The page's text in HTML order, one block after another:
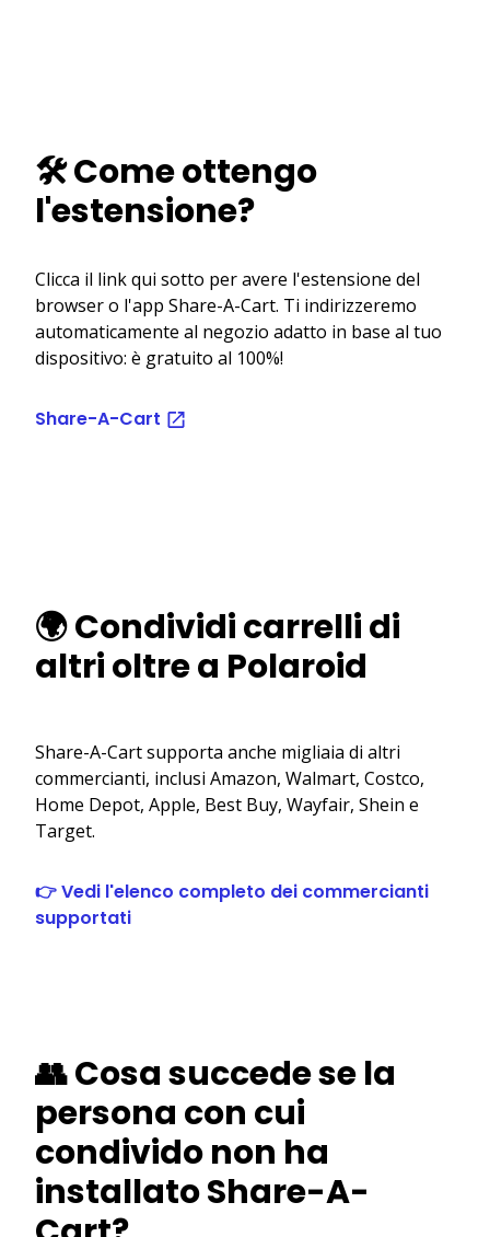
🛠️ Come ottengo
l'estensione?
Clicca il link qui sotto per avere l'estensione del
browser o l'app Share-A-Cart. Ti indirizzeremo
automaticamente al negozio adatto in base al tuo
dispositivo: è gratuito al 100%!
Share-A-Cart
🌍 Condividi carrelli di
altri oltre a Polaroid
Share-A-Cart supporta anche migliaia di altri
commercianti, inclusi Amazon, Walmart, Costco,
Home Depot, Apple, Best Buy, Wayfair, Shein e
Target.
👉 Vedi l'elenco completo dei commercianti
supportati
👥 Cosa succede se la
persona con cui
condivido non ha
installato Share-A-